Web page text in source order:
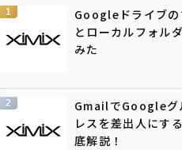
1
Googleドライブの
とローカルフォル
みた
2
GmailでGoogleグ
レスを差出人にす
底解説！